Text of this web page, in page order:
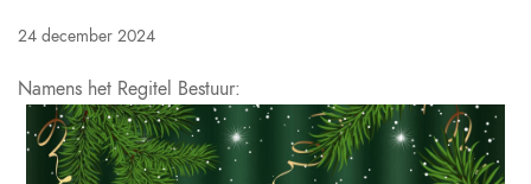
24 december 2024
Namens het Regitel Bestuur: